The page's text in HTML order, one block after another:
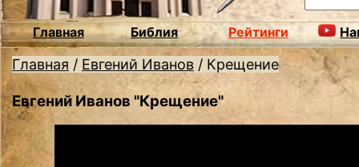
Главная Библия Рейтинги
Главная / Евгений Иванов / Крещение
Евгений Иванов "Крещение"